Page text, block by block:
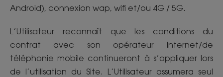
Android), connexion wap, wifi et/ou 4G / 5G.
L’Utilisateur reconnaît que les conditions du
contrat avec son opérateur Internet/de
téléphonie mobile continueront à s’appliquer lors
de l’utilisation du Site. L’Utilisateur assumera seul